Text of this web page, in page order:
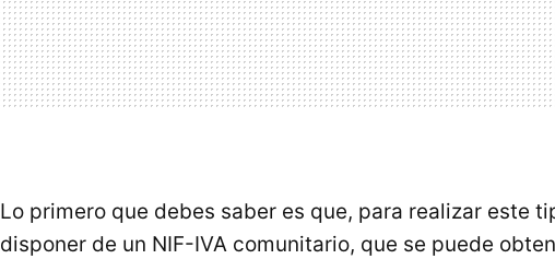
Lo primero que debes saber es que, para realizar este
disponer de un NIF-IVA comunitario, que se puede